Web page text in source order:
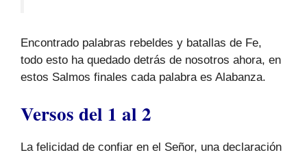
Encontrado palabras rebeldes y batallas de Fe,
todo esto ha quedado detrás de nosotros ahora, en
estos Salmos finales cada palabra es Alabanza.
Versos del 1 al 2
La felicidad de confiar en el Señor, una declaración